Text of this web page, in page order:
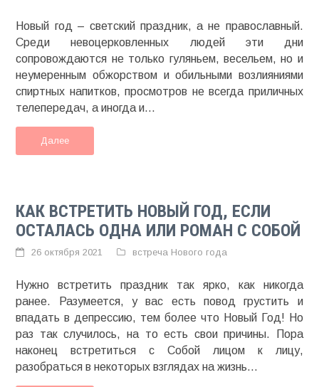
Новый год – светский праздник, а не православный.
Среди невоцерковленных людей эти дни
сопровождаются не только гуляньем, весельем, но и
неумеренным обжорством и обильными возлияниями
спиртных напитков, просмотров не всегда приличных
телепередач, а иногда и...
Далее
КАК ВСТРЕТИТЬ НОВЫЙ ГОД, ЕСЛИ
ОСТАЛАСЬ ОДНА ИЛИ РОМАН С СОБОЙ
26 октября 2021 встреча Нового года
Нужно встретить праздник так ярко, как никогда
ранее. Разумеется, у вас есть повод грустить и
впадать в депрессию, тем более что Новый Год! Но
раз так случилось, на то есть свои причины. Пора
наконец встретиться с Собой лицом к лицу,
разобраться в некоторых взглядах на жизнь...